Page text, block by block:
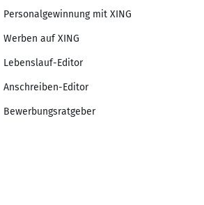
Personalgewinnung mit XING
Werben auf XING
Lebenslauf-Editor
Anschreiben-Editor
Bewerbungsratgeber